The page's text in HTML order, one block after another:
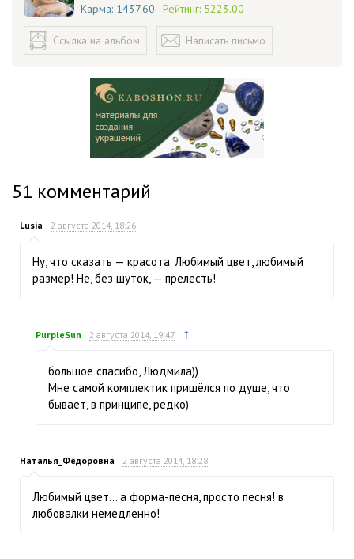
Карма: 1437.60 Рейтинг: 5223.00
Ссылка на альбом Написать письмо
51 комментарий
Lusia 2 августа 2014, 18:26
Ну, что сказать — красота. Любимый цвет, любимый
размер! Не, без шуток, — прелесть!
PurpleSun 2 августа 2014, 19:47 ↑
большое спасибо, Людмила))
Мне самой комплектик пришёлся по душе, что
бывает, в принципе, редко)
Наталья_Фёдоровна 2 августа 2014, 18:28
Любимый цвет… а форма-песня, просто песня! в
любовалки немедленно!